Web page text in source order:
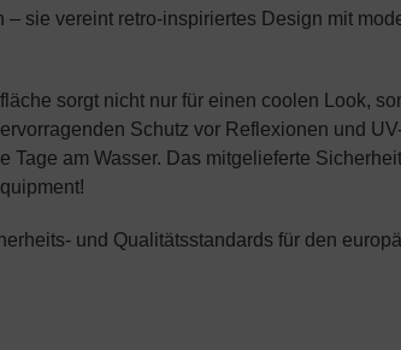
sie vereint retro-inspiriertes Design mit
sorgt nicht nur für einen coolen Look,
Schutz vor Reflexionen und
am Wasser. Das mitgelieferte
und Qualitätsstandards für den